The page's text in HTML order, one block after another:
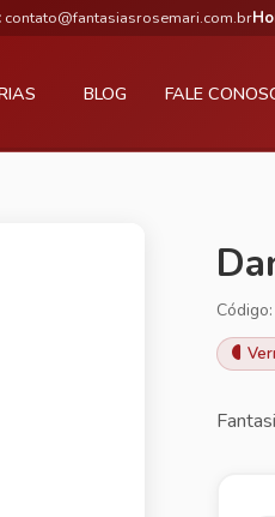
contato@fantasiasrosemari.com.br
BLOG FALE